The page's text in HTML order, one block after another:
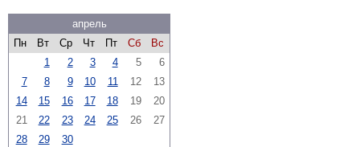
апрель
Пн
Вт Ср Чт Пт Сб
Вс
1
2 3 4 5
6
7
8 9 10 11 12
13
14
15 16 17 18 19
20
21
22 23 24 25 26
27
28
29 30